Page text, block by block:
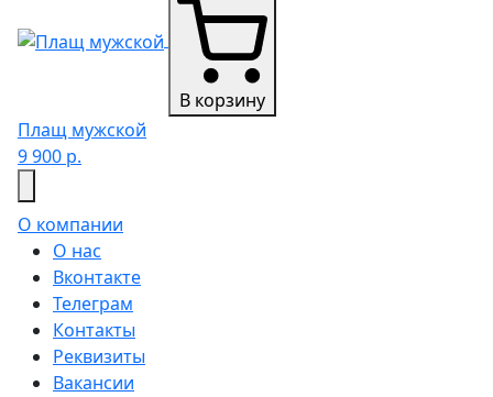
В корзину
Плащ мужской
9 900 р.
О компании
О нас
Вконтакте
Телеграм
Контакты
Реквизиты
Вакансии